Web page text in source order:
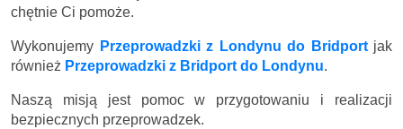
chętnie Ci pomoże.
Wykonujemy Przeprowadzki z Londynu do Bridportjak
również Przeprowadzki z Bridport do Londynu.
Naszą misją jest pomoc w przygotowaniu i realizacji
bezpiecznych przeprowadzek.